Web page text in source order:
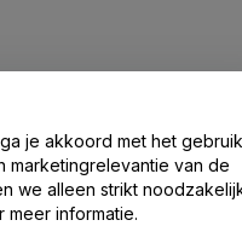
Met Ons Op
je akkoord met het gebruik
marketingrelevantie van de
we alleen strikt
meer informatie.